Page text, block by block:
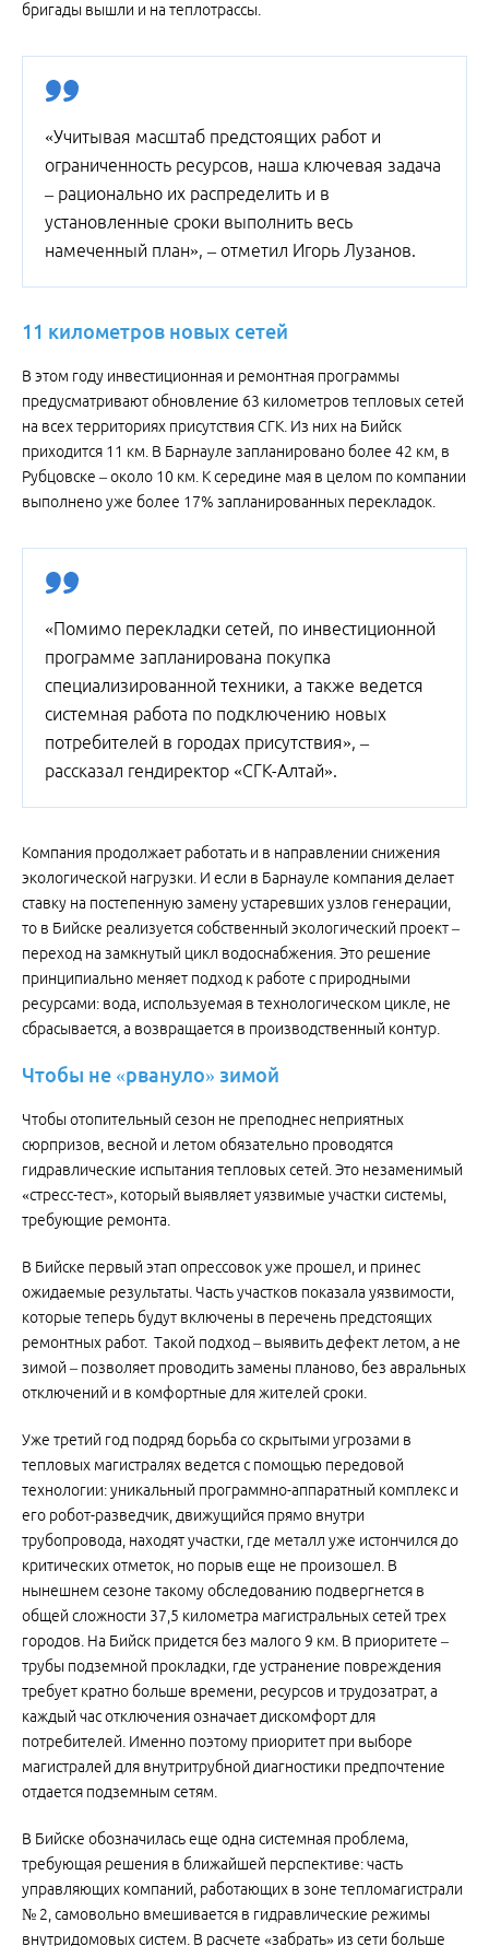
бригады вышли и на теплотрассы.
«Учитывая масштаб предстоящих работ и
ограниченность ресурсов, наша ключевая задача
– рационально их распределить и в
установленные сроки выполнить весь
намеченный план», – отметил Игорь Лузанов.
11 километров новых сетей
В этом году инвестиционная и ремонтная программы
предусматривают обновление 63 километров тепловых сетей
на всех территориях присутствия СГК. Из них на Бийск
приходится 11 км. В Барнауле запланировано более 42 км, в
Рубцовске – около 10 км. К середине мая в целом по компании
выполнено уже более 17% запланированных перекладок.
«Помимо перекладки сетей, по инвестиционной
программе запланирована покупка
специализированной техники, а также ведется
системная работа по подключению новых
потребителей в городах присутствия», –
рассказал гендиректор «СГК-Алтай».
Компания продолжает работать и в направлении снижения
экологической нагрузки. И если в Барнауле компания делает
ставку на постепенную замену устаревших узлов генерации,
то в Бийске реализуется собственный экологический проект –
переход на замкнутый цикл водоснабжения. Это решение
принципиально меняет подход к работе с природными
ресурсами: вода, используемая в технологическом цикле, не
сбрасывается, а возвращается в производственный контур.
Чтобы не «рвануло» зимой
Чтобы отопительный сезон не преподнес неприятных
сюрпризов, весной и летом обязательно проводятся
гидравлические испытания тепловых сетей. Это незаменимый
«стресс-тест», который выявляет уязвимые участки системы,
требующие ремонта.
В Бийске первый этап опрессовок уже прошел, и принес
ожидаемые результаты. Часть участков показала уязвимости,
которые теперь будут включены в перечень предстоящих
ремонтных работ. Такой подход – выявить дефект летом, а не
зимой – позволяет проводить замены планово, без авральных
отключений и в комфортные для жителей сроки.
Уже третий год подряд борьба со скрытыми угрозами в
тепловых магистралях ведется с помощью передовой
технологии: уникальный программно-аппаратный комплекс и
его робот-разведчик, движущийся прямо внутри
трубопровода, находят участки, где металл уже истончился до
критических отметок, но порыв еще не произошел. В
нынешнем сезоне такому обследованию подвергнется в
общей сложности 37,5 километра магистральных сетей трех
городов. На Бийск придется без малого 9 км. В приоритете –
трубы подземной прокладки, где устранение повреждения
требует кратно больше времени, ресурсов и трудозатрат, а
каждый час отключения означает дискомфорт для
потребителей. Именно поэтому приоритет при выборе
магистралей для внутритрубной диагностики предпочтение
отдается подземным сетям.
В Бийске обозначилась еще одна системная проблема,
требующая решения в ближайшей перспективе: часть
управляющих компаний, работающих в зоне тепломагистрали
№ 2, самовольно вмешивается в гидравлические режимы
внутридомовых систем. В расчете «забрать» из сети больше